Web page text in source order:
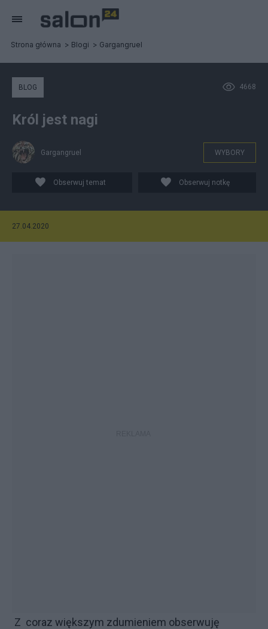
Strona główna Blogi Gargangruel
4668
BLOG
Król jest nagi
Gargangruel WYBORY
Obserwuj temat Obserwuj notkę
27.04.2020
Z coraz większym zdumieniem obserwuję